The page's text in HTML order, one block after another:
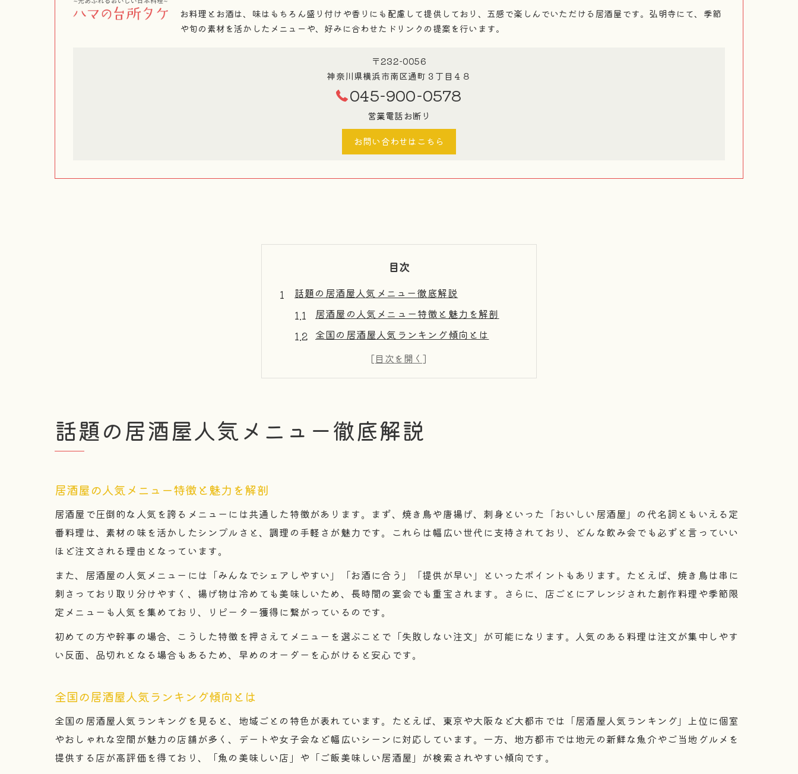
お料理とお酒は、味はもちろん盛り付けや香りにも配慮して提供しており、五感で楽しんでいただける居酒屋です。弘明寺にて、季節
や旬の素材を活かしたメニューや、好みに合わせたドリンクの提案を行います。
〒232-0056
神奈川県横浜市南区通町３丁目４８
045-900-0578
営業電話お断り
お問い合わせはこちら
目次
話題の居酒屋人気メニュー徹底解説
居酒屋の人気メニュー特徴と魅力を解剖
全国の居酒屋人気ランキング傾向とは
居酒屋で話題の定番メニュー選び方
人気居酒屋で注文される理由を探る
初めてでも安心な居酒屋定番ルール
居酒屋初心者が知るべき基本マナー集
居酒屋人気店で安心して楽しむコツ
人気の居酒屋における注文マナー集
居酒屋で喜ばれる気配り注文のコツ
人気居酒屋で失敗しない注文マナー
人気店でスムーズに注文する方法
居酒屋おすすめおつまみを徹底解説
人気居酒屋で楽しむおつまみの組み合わせ
話題の居酒屋人気メニュー徹底解説
居酒屋の人気メニュー特徴と魅力を解剖
居酒屋で圧倒的な人気を誇るメニューには共通した特徴があります。まず、焼き鳥や唐揚げ、刺身といった「おいしい居酒屋」の代名詞ともいえる定
番料理は、素材の味を活かしたシンプルさと、調理の手軽さが魅力です。これらは幅広い世代に支持されており、どんな飲み会でも必ずと言っていい
ほど注文される理由となっています。
また、居酒屋の人気メニューには「みんなでシェアしやすい」「お酒に合う」「提供が早い」といったポイントもあります。たとえば、焼き鳥は串に
刺さっており取り分けやすく、揚げ物は冷めても美味しいため、長時間の宴会でも重宝されます。さらに、店ごとにアレンジされた創作料理や季節限
定メニューも人気を集めており、リピーター獲得に繋がっているのです。
初めての方や幹事の場合、こうした特徴を押さえてメニューを選ぶことで「失敗しない注文」が可能になります。人気のある料理は注文が集中しやす
い反面、品切れとなる場合もあるため、早めのオーダーを心がけると安心です。
全国の居酒屋人気ランキング傾向とは
全国の居酒屋人気ランキングを見ると、地域ごとの特色が表れています。たとえば、東京や大阪など大都市では「居酒屋人気ランキング」上位に個室
やおしゃれな空間が魅力の店舗が多く、デートや女子会など幅広いシーンに対応しています。一方、地方都市では地元の新鮮な魚介やご当地グルメを
提供する店が高評価を得ており、「魚の美味しい店」や「ご飯美味しい居酒屋」が検索されやすい傾向です。